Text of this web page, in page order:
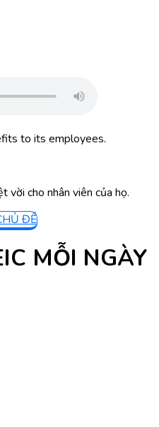
to its employees.
vời cho nhân viên của họ.
ĐỀ
MỖI NGÀY